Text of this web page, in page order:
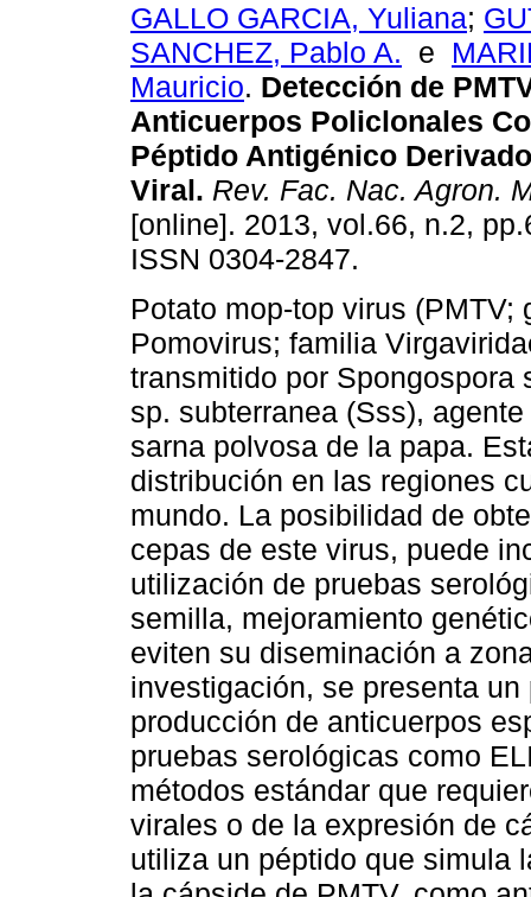
GALLO GARCIA, Yuliana;
SANCHEZ, Pablo A. e
Mauricio. Detección de
Anticuerpos Policlonales
Péptido Antigénico
Viral. Rev. Fac. Nac. Agron.
[online]. 2013, vol.66, n.2,
ISSN 0304-2847.
Potato mop-top virus (PMTV;
Pomovirus; familia
transmitido por Spongospora
sp. subterranea (Sss),
sarna polvosa de la papa.
distribución en las regiones
mundo. La posibilidad de
cepas de este virus, puede
utilización de pruebas
semilla, mejoramiento
eviten su diseminación a
investigación, se presenta
producción de anticuerpos
pruebas serológicas como
métodos estándar que
virales o de la expresión de
utiliza un péptido que simula